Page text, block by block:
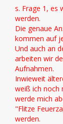
s. Frage 1, es
werden.
Die genaue
kommen auf
Und auch an
arbeiten wir
Aufnahmen.
Inwieweit
weiß ich noch
werde mich
"Flitze
werden.